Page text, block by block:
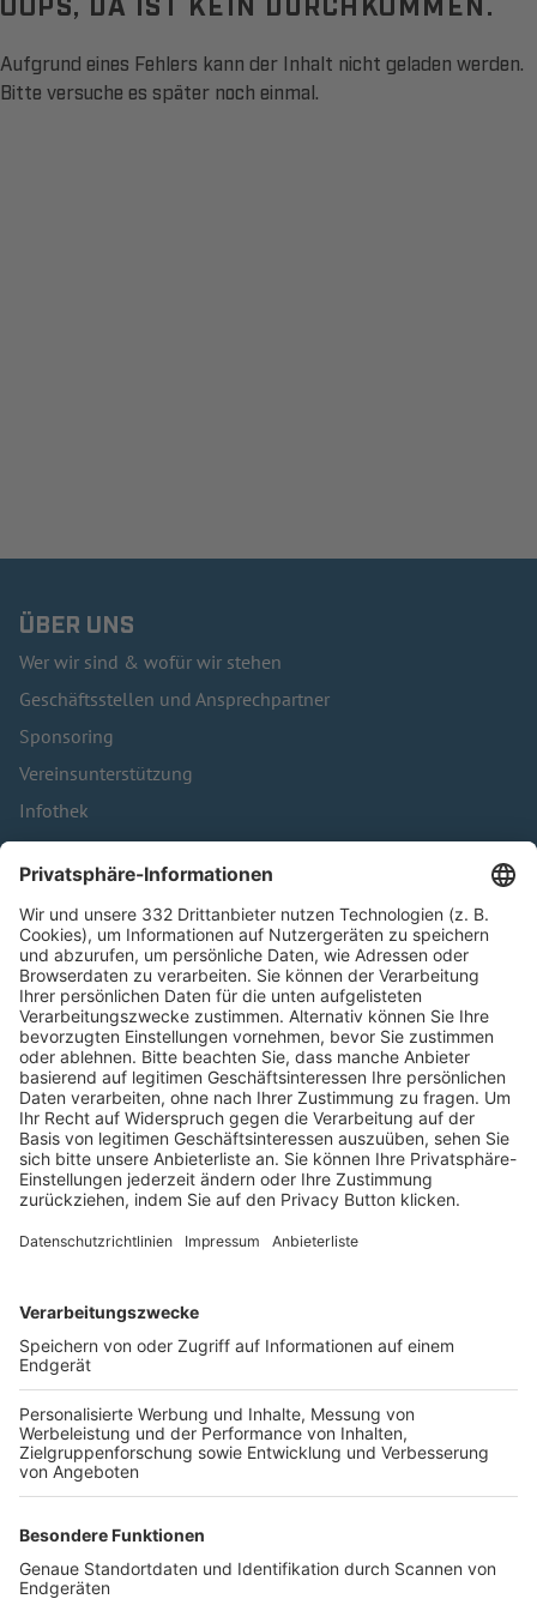
Aufgrund eines Fehlers kann der Inhalt nicht geladen werden.
Bitte versuche es später noch einmal.
ÜBER UNS
Wer wir sind & wofür wir stehen
Geschäftsstellen und Ansprechpartner
Sponsoring
Vereinsunterstützung
Infothek
Kontakt
HÄUFIG BESUCHTE SEITEN
Pässe und Vereinswechsel
Trainerausbildung
Schulungsangebot Vereinsmitarbeiter
BFV-Geschäftsstellen
Trainerbörse
Login SpielPlus
FOLGE DEM BFV
TOP-VEREINE
TOP-PARTNER